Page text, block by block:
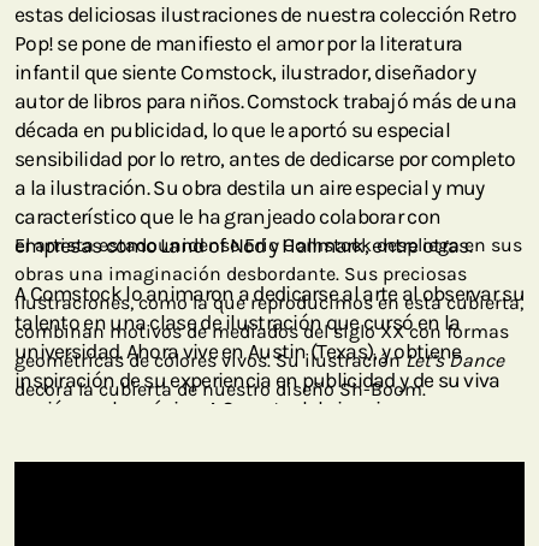
estas deliciosas ilustraciones de nuestra colección Retro
Pop! se pone de manifiesto el amor por la literatura
infantil que siente Comstock, ilustrador, diseñador y
autor de libros para niños. Comstock trabajó más de una
década en publicidad, lo que le aportó su especial
sensibilidad por lo retro, antes de dedicarse por completo
a la ilustración. Su obra destila un aire especial y muy
característico que le ha granjeado colaborar con
empresas como Land of Nod y Hallmark, entre otras.
A Comstock lo animaron a dedicarse al arte al observar su
talento en una clase de ilustración que cursó en la
universidad. Ahora vive en Austin (Texas), y obtiene
inspiración de su experiencia en publicidad y de su viva
pasión por la música. A Comstock le inspiran
jazz— y la conexión que tiene con la literatura infantil. Ha
El artista estadounidense Eric Comstock despliega en sus
obras una imaginación desbordante. Sus preciosas
ilustraciones, como la que reproducimos en esta cubierta,
combinan motivos de mediados del siglo XX con formas
geométricas de colores vivos. Su ilustraciónLet’s Dance
decora la cubierta de nuestro diseño Sh-Boom.